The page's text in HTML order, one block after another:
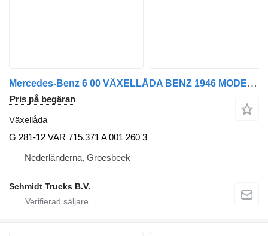
Mercedes-Benz 6 00 VÄXELLÅDA BENZ 1946 MODELL 2023 G till lastbil
Pris på begäran
Växellåda
G 281-12 VAR 715.371 A 001 260 3
Nederländerna, Groesbeek
Schmidt Trucks B.V.